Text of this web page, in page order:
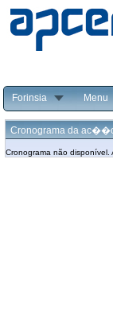
Forinsia Menu
Cronograma da
Cronograma não disponível.